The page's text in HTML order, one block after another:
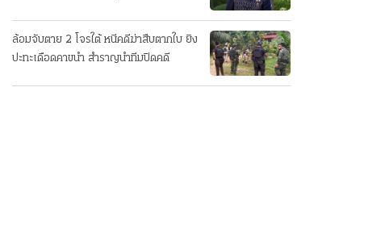
ล้อมจับตาย 2 โจรใต้ หนีคดีฆ่าสืบตากใบ ยิง
ปะทะเดือดคาขนำ สำราญนำทีมปิดคดี